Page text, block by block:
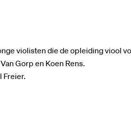
violisten die de opleiding viool
Gorp en Koen Rens.
Freier.